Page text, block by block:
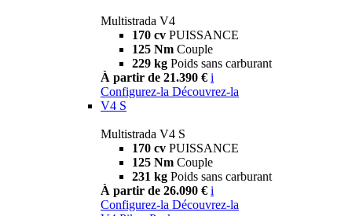
Multistrada V4
170 cv PUISSANCE
125 Nm Couple
229 kg Poids sans carburant
À partir de 21.390 € i
Configurez-la Découvrez-la
V4 S
Multistrada V4 S
170 cv PUISSANCE
125 Nm Couple
231 kg Poids sans carburant
À partir de 26.090 € i
Configurez-la Découvrez-la